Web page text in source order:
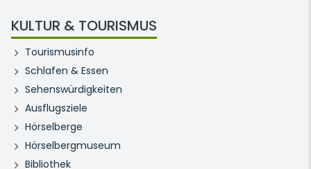
KULTUR & TOURISMUS
Tourismusinfo
Schlafen & Essen
Sehenswürdigkeiten
Ausflugsziele
Hörselberge
Hörselbergmuseum
Bibliothek